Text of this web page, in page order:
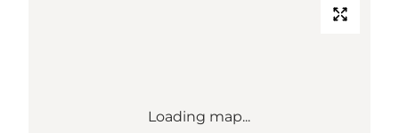
Loading map...